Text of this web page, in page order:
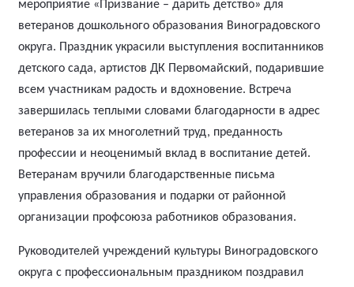
мероприятие «Призвание – дарить детство» для
ветеранов дошкольного образования Виноградовского
округа. Праздник украсили выступления воспитанников
детского сада, артистов ДК Первомайский, подарившие
всем участникам радость и вдохновение. Встреча
завершилась теплыми словами благодарности в адрес
ветеранов за их многолетний труд, преданность
профессии и неоценимый вклад в воспитание детей.
Ветеранам вручили благодарственные письма
управления образования и подарки от районной
организации профсоюза работников образования.
Руководителей учреждений культуры Виноградовского
округа с профессиональным праздником поздравил